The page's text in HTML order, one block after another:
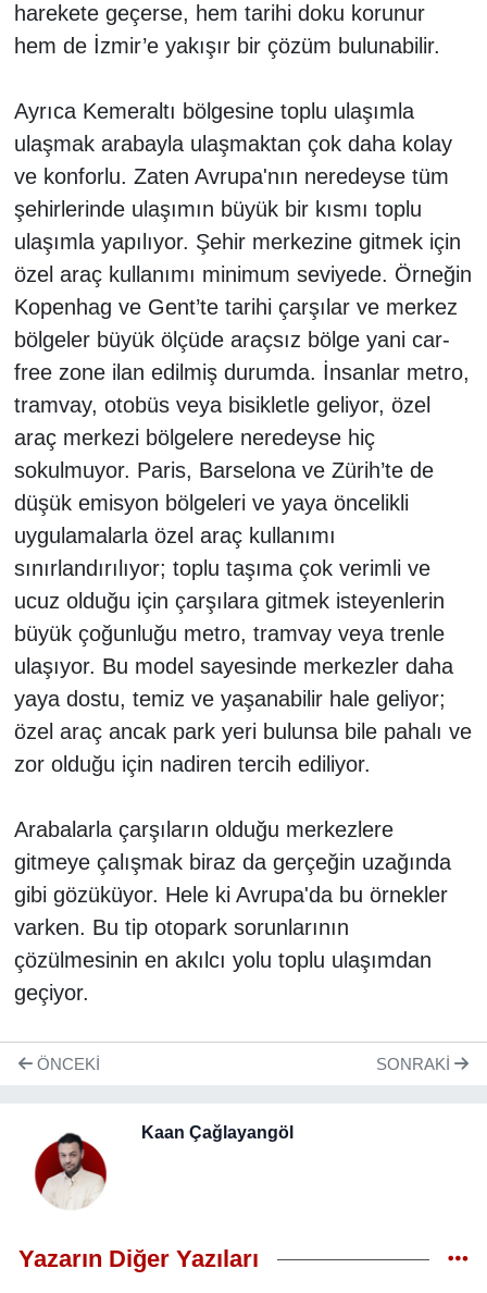
harekete geçerse, hem tarihi doku korunur
hem de İzmir’e yakışır bir çözüm bulunabilir.
Ayrıca Kemeraltı bölgesine toplu ulaşımla
ulaşmak arabayla ulaşmaktan çok daha kolay
ve konforlu. Zaten Avrupa'nın neredeyse tüm
şehirlerinde ulaşımın büyük bir kısmı toplu
ulaşımla yapılıyor. Şehir merkezine gitmek için
özel araç kullanımı minimum seviyede. Örneğin
Kopenhag ve Gent’te tarihi çarşılar ve merkez
bölgeler büyük ölçüde araçsız bölge yani car-
free zone ilan edilmiş durumda. İnsanlar metro,
tramvay, otobüs veya bisikletle geliyor, özel
araç merkezi bölgelere neredeyse hiç
sokulmuyor. Paris, Barselona ve Zürih’te de
düşük emisyon bölgeleri ve yaya öncelikli
uygulamalarla özel araç kullanımı
sınırlandırılıyor; toplu taşıma çok verimli ve
ucuz olduğu için çarşılara gitmek isteyenlerin
büyük çoğunluğu metro, tramvay veya trenle
ulaşıyor. Bu model sayesinde merkezler daha
yaya dostu, temiz ve yaşanabilir hale geliyor;
özel araç ancak park yeri bulunsa bile pahalı ve
zor olduğu için nadiren tercih ediliyor.
Arabalarla çarşıların olduğu merkezlere
gitmeye çalışmak biraz da gerçeğin uzağında
gibi gözüküyor. Hele ki Avrupa'da bu örnekler
varken. Bu tip otopark sorunlarının
çözülmesinin en akılcı yolu toplu ulaşımdan
geçiyor.
ÖNCEKI SONRAKI
Kaan Çağlayangöl
Yazarın Diğer Yazıları